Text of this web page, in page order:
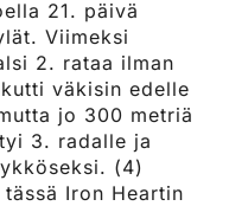
21. päivä
Viimeksi
2. rataa ilman
väkisin edelle
jo 300 metriä
3. radalle ja
(4)
tässä Iron Heartin